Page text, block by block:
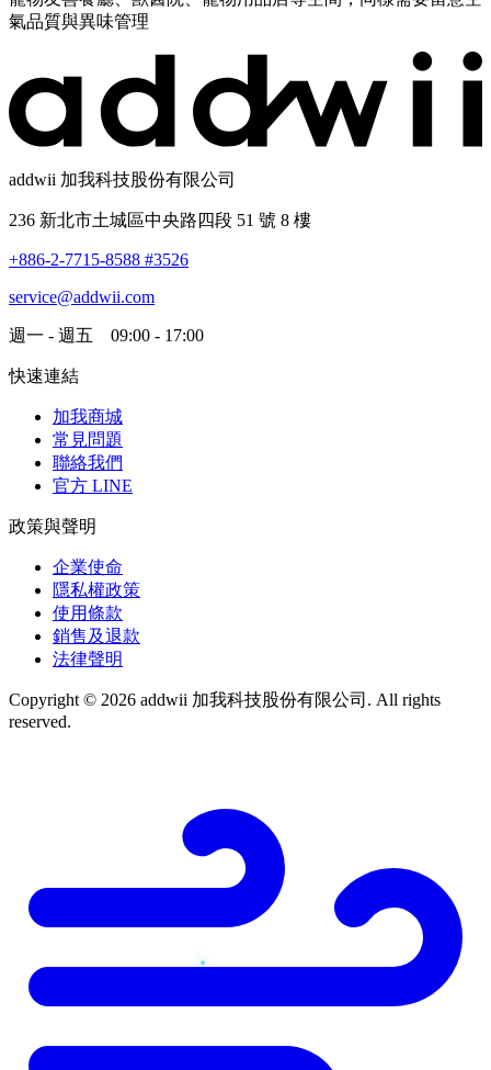
氣品質與異味管理
addwii 加我科技股份有限公司
236 新北市土城區中央路四段 51 號 8 樓
+886-2-7715-8588 #3526
service@addwii.com
週一 - 週五 09:00 - 17:00
快速連結
加我商城
常見問題
聯絡我們
官方 LINE
政策與聲明
企業使命
隱私權政策
使用條款
銷售及退款
法律聲明
Copyright © 2026 addwii 加我科技股份有限公司. All rights
reserved.